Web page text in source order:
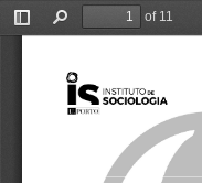
Toggle
Find
of 11